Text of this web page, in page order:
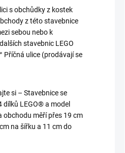
s obchůdky z kostek
z této stavebnice
sebou nebo k
stavebnic LEGO
Příčná ulice (prodávají se
si – Stavebnice se
dílků LEGO® a model
obchodu měří přes 19 cm
na šířku a 11 cm do